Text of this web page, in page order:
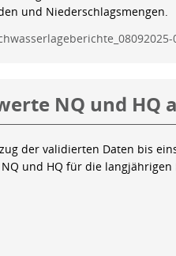
und Niederschlagsmengen.
NQ und HQ
der validierten Daten bis
und HQ für die langjährigen